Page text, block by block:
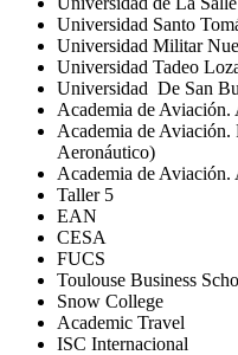
Universidad Santo
Universidad Militar
Universidad Tadeo
Universidad De San
Academia de
Academia de Aviación.
Aeronáutico)
Academia de
Taller 5
EAN
CESA
FUCS
Toulouse Business
Snow College
Academic Travel
ISC Internacional